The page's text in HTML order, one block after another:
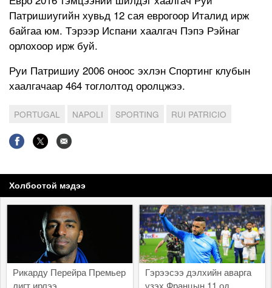
Патришиугийн хувьд 12 сая еврогоор Италид ирж
байгаа юм. Тэрээр Испани хаалгач Пэпэ Рэйнаг
орлохоор ирж буй.
Руи Патришиу 2006 оноос эхлэн Спортинг клубын
хаалгачаар 464 тоглолтод оролцжээ.
PORTUGAL NAPOLI SPORTING RUI PATRICIO
Холбоотой мэдээ
Рикарду Перейра Премьер
Гэрээсээ дэлхийн аварга